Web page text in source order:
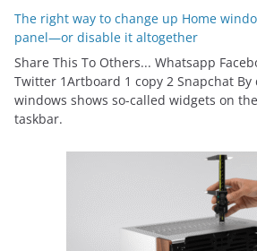
The right way to change up Home
panel—or disable it altogether
Share This To Others... Whatsapp
Twitter 1Artboard 1 copy 2 Snapchat By
windows shows so-called widgets on
taskbar.